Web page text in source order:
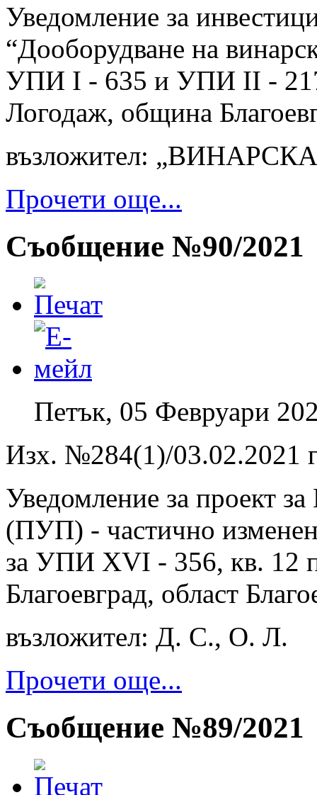
Уведомление за
“Дооборудване на
УПИ I - 635 и УПИ II -
Логодаж, община
възложител:
Прочети още...
Съобщение №90/2021
Петък, 05 Февруари
Изх. №284(1)/03.02.2021
Уведомление за проект
(ПУП) - частично
за УПИ XVI - 356, кв. 12
Благоевград, област
възложител: Д. С., О. Л.
Прочети още...
Съобщение №89/2021